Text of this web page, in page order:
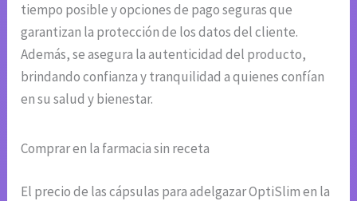
tiempo posible y opciones de pago seguras que
garantizan la protección de los datos del cliente.
Además, se asegura la autenticidad del producto,
brindando confianza y tranquilidad a quienes confían
en su salud y bienestar.
Comprar en la farmacia sin receta
El precio de las cápsulas para adelgazar OptiSlim en la